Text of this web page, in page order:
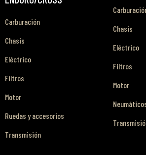
Carburación
Chasis
Eléctrico
Filtros
Motor
Ruedas y accesorios
Transmisión
Chasis
Eléctrico
Filtros
Motor